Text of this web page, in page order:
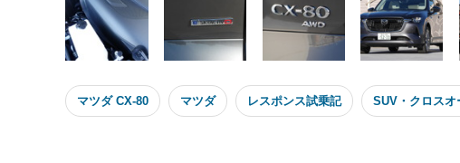
マツダ CX-80 マツダ レスポンス試乗記 SUV・クロスオ